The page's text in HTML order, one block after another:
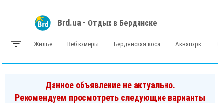
Brd.ua - Отдых в Бердянске
Жилье Веб камеры Бердянская коса Аквапарк
Данное объявление не актуально.
Рекомендуем просмотреть следующие варианты